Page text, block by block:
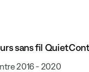
sans fil
2016 - 2020